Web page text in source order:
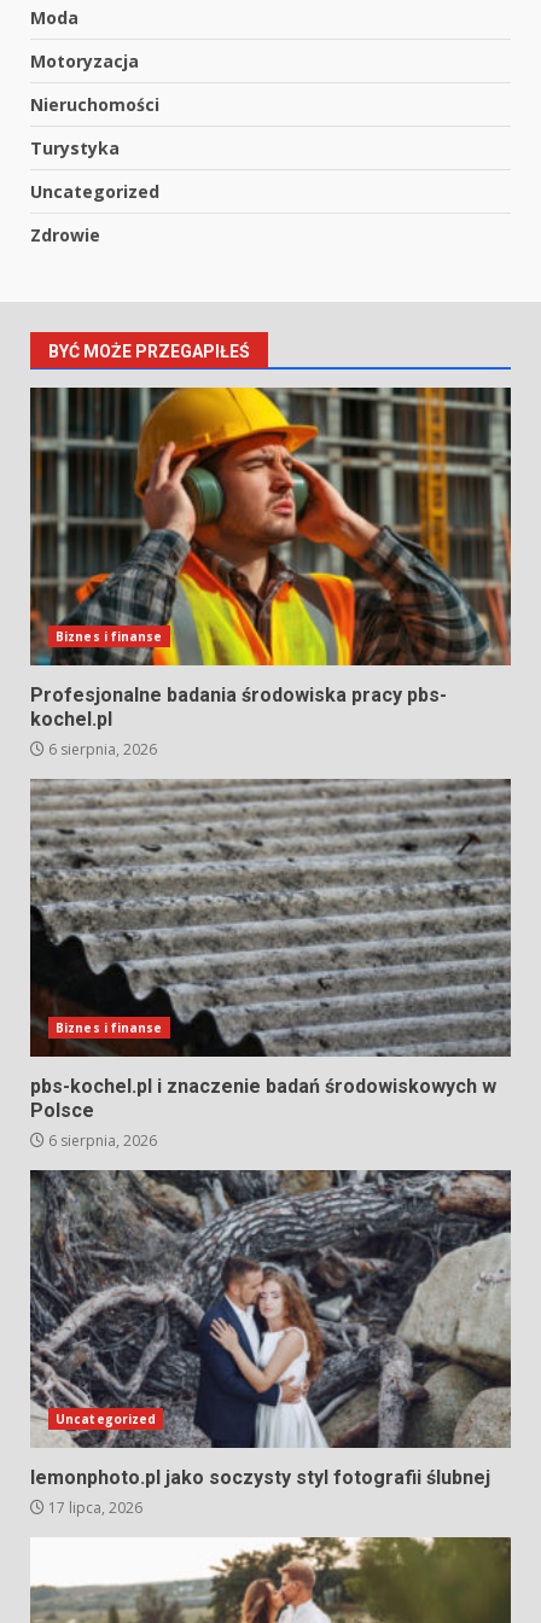
Moda
Motoryzacja
Nieruchomości
Turystyka
Uncategorized
Zdrowie
BYĆ MOŻE PRZEGAPIŁEŚ
Biznes i finanse
Profesjonalne badania środowiska pracy pbs-
kochel.pl
6 sierpnia, 2026
Biznes i finanse
pbs-kochel.pl i znaczenie badań środowiskowych w
Polsce
6 sierpnia, 2026
Uncategorized
lemonphoto.pl jako soczysty styl fotografii ślubnej
17 lipca, 2026